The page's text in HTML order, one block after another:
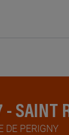
- SAINT
DE PERIGNY